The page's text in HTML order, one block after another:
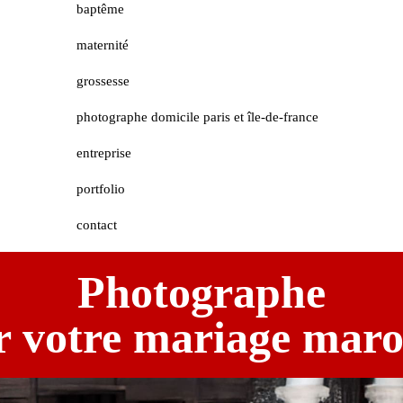
baptême
maternité
grossesse
photographe domicile paris et île-de-france
entreprise
portfolio
contact
Photographe
votre mariage